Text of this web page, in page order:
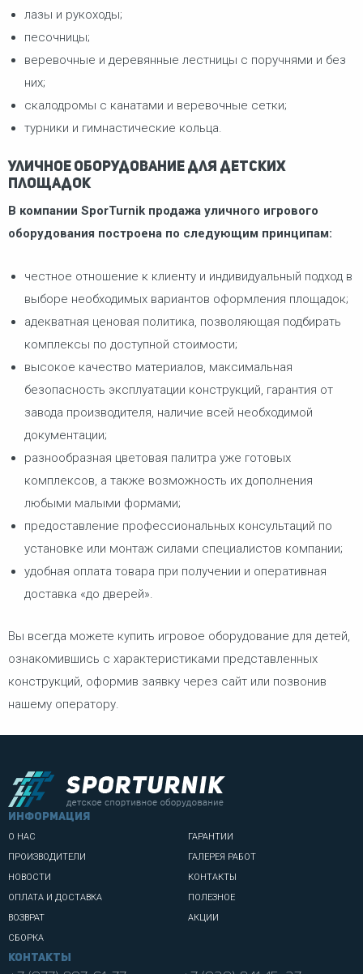
лазы и рукоходы;
песочницы;
веревочные и деревянные лестницы с поручнями и без
них;
скалодромы с канатами и веревочные сетки;
турники и гимнастические кольца.
Уличное оборудование для детских
площадок
В компании SporTurnik продажа уличного игрового
оборудования построена по следующим принципам:
честное отношение к клиенту и индивидуальный подход в
выборе необходимых вариантов оформления площадок;
адекватная ценовая политика, позволяющая подбирать
комплексы по доступной стоимости;
высокое качество материалов, максимальная
безопасность эксплуатации конструкций, гарантия от
завода производителя, наличие всей необходимой
документации;
разнообразная цветовая палитра уже готовых
комплексов, а также возможность их дополнения
любыми малыми формами;
предоставление профессиональных консультаций по
установке или монтаж силами специалистов компании;
удобная оплата товара при получении и оперативная
доставка «до дверей».
Вы всегда можете купить игровое оборудование для детей,
ознакомившись с характеристиками представленных
конструкций, оформив заявку через сайт или позвонив
нашему оператору.
информация
О НАС
ПРОИЗВОДИТЕЛИ
НОВОСТИ
ОПЛАТА И ДОСТАВКА
ВОЗВРАТ
СБОРКА
ГАРАНТИИ
ГАЛЕРЕЯ РАБОТ
КОНТАКТЫ
ПОЛЕЗНОЕ
АКЦИИ
Контакты